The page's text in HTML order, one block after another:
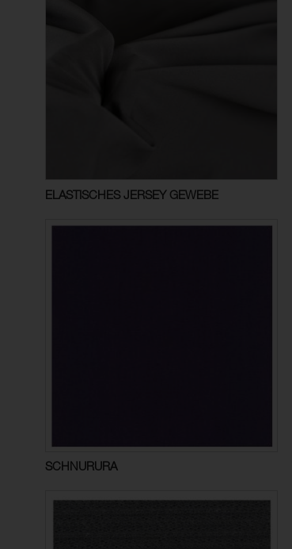
ELASTISCHES JERSEY GEWEBE
SCHNURURA